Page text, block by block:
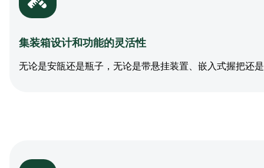
集装箱设计和功能的灵活性
无论是安瓿还是瓶子，无论是带悬挂装置、嵌入式握把还